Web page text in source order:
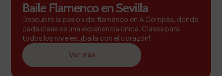
Baile Flamenco en Sevilla
Descubre la pasión del flamenco en A Compás, donde
cada clase es una experiencia única. Clases para
todos los niveles, ¡baila con el corazón!
Ver más